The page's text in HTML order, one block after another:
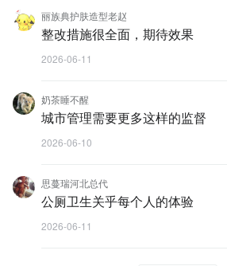
丽族典护肤造型老赵
整改措施很全面，期待效果
2026-06-11
奶茶睡不醒
城市管理需要更多这样的监督
2026-06-10
思蔓瑞河北总代
公厕卫生关乎每个人的体验
2026-06-11